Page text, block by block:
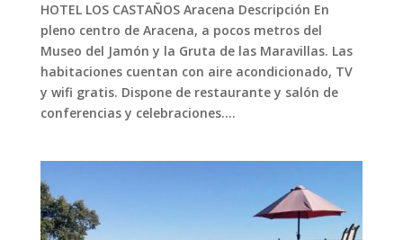
HOTEL LOS CASTAÑOS Aracena Descripción En
pleno centro de Aracena, a pocos metros del
Museo del Jamón y la Gruta de las Maravillas. Las
habitaciones cuentan con aire acondicionado, TV
y wifi gratis. Dispone de restaurante y salón de
conferencias y celebraciones....